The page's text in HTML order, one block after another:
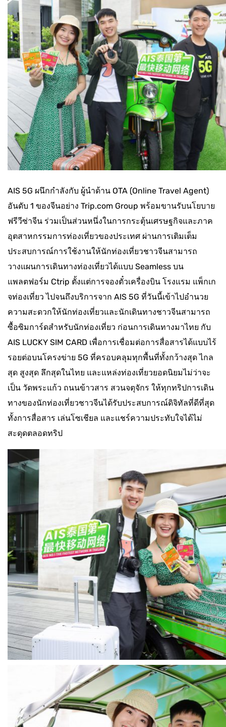
AIS 5G ผนึกกำลังกับ ผู้นําด้าน OTA (Online Travel Agent)
อันดับ 1 ของจีนอย่าง Trip.com Group พร้อมขานรับนโยบาย
ฟรีวีซ่าจีน ร่วมเป็นส่วนหนึ่งในการกระตุ้นเศรษฐกิจและภาค
อุตสาหกรรมการท่องเที่ยวของประเทศ ผ่านการเติมเต็ม
ประสบการณ์การใช้งานให้นักท่องเที่ยวชาวจีนสามารถ
วางแผนการเดินทางท่องเที่ยวได้แบบ Seamless บน
แพลตฟอร์ม Ctrip ตั้งแต่การจองตั๋วเครื่องบิน โรงแรม แพ็กเก
จท่องเที่ยว ไปจนถึงบริการจาก AIS 5G ที่วันนี้เข้าไปอำนวย
ความสะดวกให้นักท่องเที่ยวและนักเดินทางชาวจีนสามารถ
ซื้อซิมการ์ดสำหรับนักท่องเที่ยว ก่อนการเดินทางมาไทย กับ
AIS LUCKY SIM CARD เพื่อการเชื่อมต่อการสื่อสารได้แบบไร้
รอยต่อบนโครงข่าย 5G ที่ครอบคลุมทุกพื้นที่ทั้งกว้างสุด ไกล
สุด สูงสุด ลึกสุดในไทย และแหล่งท่องเที่ยวยอดนิยมไม่ว่าจะ
เป็น วัดพระแก้ว ถนนข้าวสาร สวนจตุจักร ให้ทุกทริปการเดิน
ทางของนักท่องเที่ยวชาวจีนได้รับประสบการณ์ดิจิทัลที่ดีที่สุด
ทั้งการสื่อสาร เล่นโซเชียล และแชร์ความประทับใจได้ไม่
สะดุดตลอดทริป